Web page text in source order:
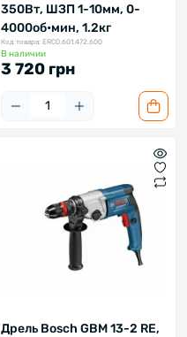
350Вт, ШЗП 1-10мм, 0-
4000об•мин, 1.2кг
Код товара: ERC0.601.472.600
В наличии
3 720 грн
Дрель Bosch GBM 13-2 RE,